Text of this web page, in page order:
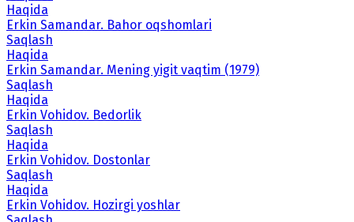
Haqida
Erkin Samandar. Bahor oqshomlari
Saqlash
Haqida
Erkin Samandar. Mening yigit vaqtim (1979)
Saqlash
Haqida
Erkin Vohidov. Bedorlik
Saqlash
Haqida
Erkin Vohidov. Dostonlar
Saqlash
Haqida
Erkin Vohidov. Hozirgi yoshlar